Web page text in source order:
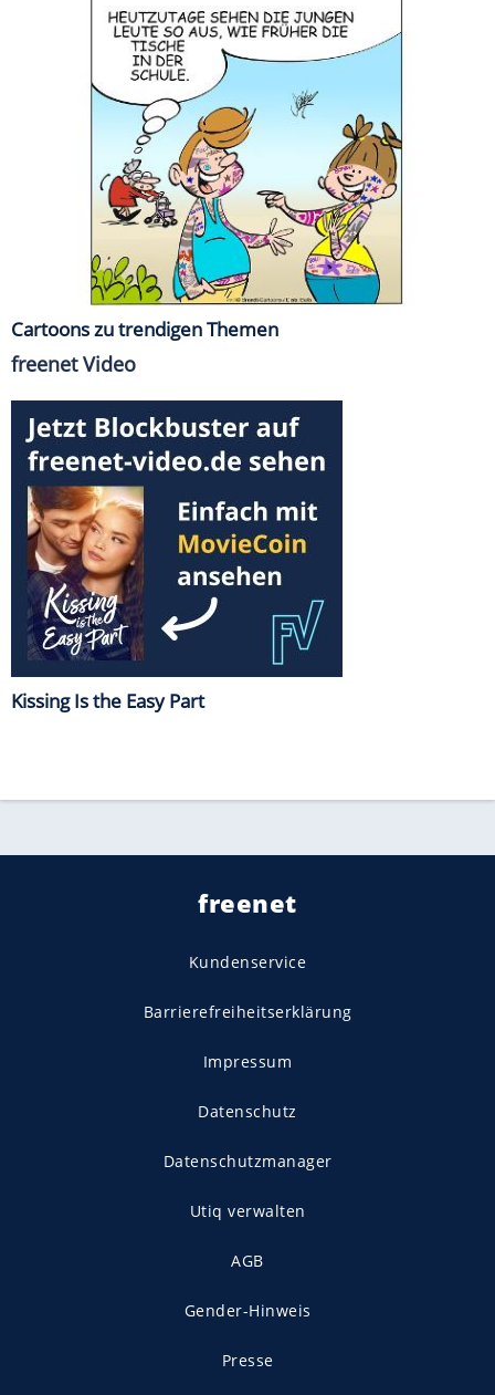
Cartoons zu trendigen Themen
freenet Video
Kissing Is the Easy Part
freenet
Kundenservice
Barrierefreiheitserklärung
Impressum
Datenschutz
Datenschutzmanager
Utiq verwalten
AGB
Gender-Hinweis
Presse